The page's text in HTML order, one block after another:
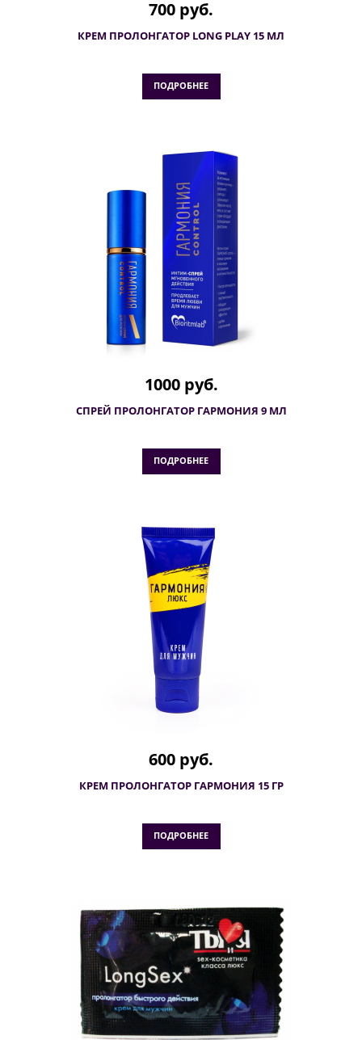
700 руб.
КРЕМ ПРОЛОНГАТОР LONG PLAY 15 МЛ
ПОДРОБНЕЕ
1000 руб.
СПРЕЙ ПРОЛОНГАТОР ГАРМОНИЯ 9 МЛ
ПОДРОБНЕЕ
600 руб.
КРЕМ ПРОЛОНГАТОР ГАРМОНИЯ 15 ГР
ПОДРОБНЕЕ